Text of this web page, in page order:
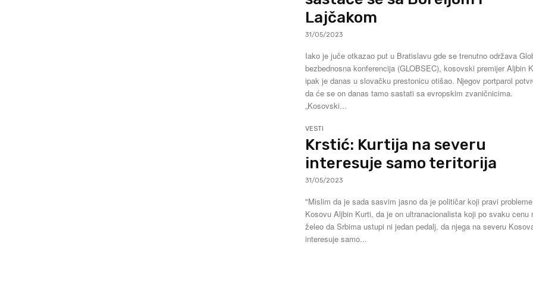
Lajčakom
31/05/2023
Iako je juče otkazao put u Bratislavu gde se trenutno održava
bezbednosna konferencija (GLOBSEC), kosovski premijer Aljbin
ipak je danas u slovačku prestonicu otišao. Njegov portparol
da će se on danas tamo sastati sa evropskim zvaničnicima.
„Kosovski...
VESTI
Krstić: Kurtija na severu
interesuje samo teritorija
31/05/2023
"Mislim da je sada sasvim jasno da je političar koji pravi
Kosovu Aljbin Kurti, da je on ultranacionalista koji po svaku cenu
želeo da Srbima ustupi ni jedan pedalj, da njega na severu
interesuje samo...